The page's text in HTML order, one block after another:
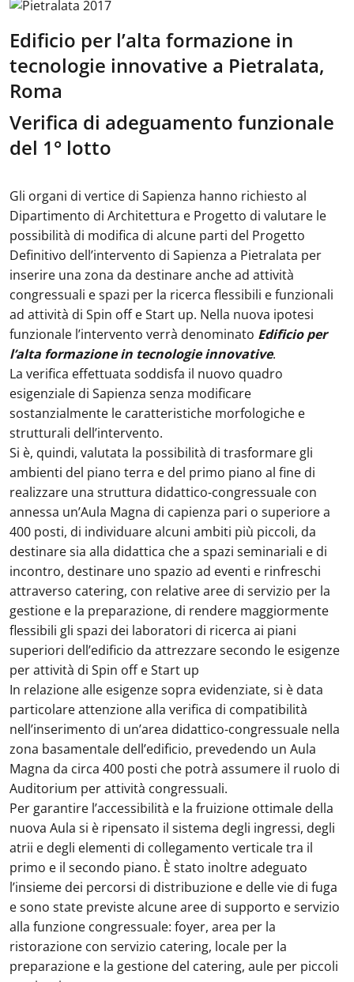
Edificio per l’alta formazione in
tecnologie innovative a Pietralata,
Roma
Verifica di adeguamento funzionale
del 1° lotto
Gli organi di vertice di Sapienza hanno richiesto al
Dipartimento di Architettura e Progetto di valutare le
possibilità di modifica di alcune parti del Progetto
Definitivo dell’intervento di Sapienza a Pietralata per
inserire una zona da destinare anche ad attività
congressuali e spazi per la ricerca flessibili e funzionali
ad attività di Spin off e Start up. Nella nuova ipotesi
funzionale l’intervento verrà denominato Edificio per
l’alta formazione in tecnologie innovative.
La verifica effettuata soddisfa il nuovo quadro
esigenziale di Sapienza senza modificare
sostanzialmente le caratteristiche morfologiche e
strutturali dell’intervento.
Si è, quindi, valutata la possibilità di trasformare gli
ambienti del piano terra e del primo piano al fine di
realizzare una struttura didattico-congressuale con
annessa un’Aula Magna di capienza pari o superiore a
400 posti, di individuare alcuni ambiti più piccoli, da
destinare sia alla didattica che a spazi seminariali e di
incontro, destinare uno spazio ad eventi e rinfreschi
attraverso catering, con relative aree di servizio per la
gestione e la preparazione, di rendere maggiormente
flessibili gli spazi dei laboratori di ricerca ai piani
superiori dell’edificio da attrezzare secondo le esigenze
per attività di Spin off e Start up
In relazione alle esigenze sopra evidenziate, si è data
particolare attenzione alla verifica di compatibilità
nell’inserimento di un’area didattico-congressuale nella
zona basamentale dell’edificio, prevedendo un Aula
Magna da circa 400 posti che potrà assumere il ruolo di
Auditorium per attività congressuali.
Per garantire l’accessibilità e la fruizione ottimale della
nuova Aula si è ripensato il sistema degli ingressi, degli
atrii e degli elementi di collegamento verticale tra il
primo e il secondo piano. È stato inoltre adeguato
l’insieme dei percorsi di distribuzione e delle vie di fuga
e sono state previste alcune aree di supporto e servizio
alla funzione congressuale: foyer, area per la
ristorazione con servizio catering, locale per la
preparazione e la gestione del catering, aule per piccoli